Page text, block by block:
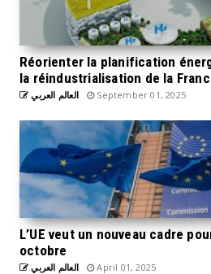
Réorienter la planification
la réindustrialisation de la
العالم العربي September 01, 2025
L’UE veut un nouveau cadre
octobre
العالم العربي April 01, 2025